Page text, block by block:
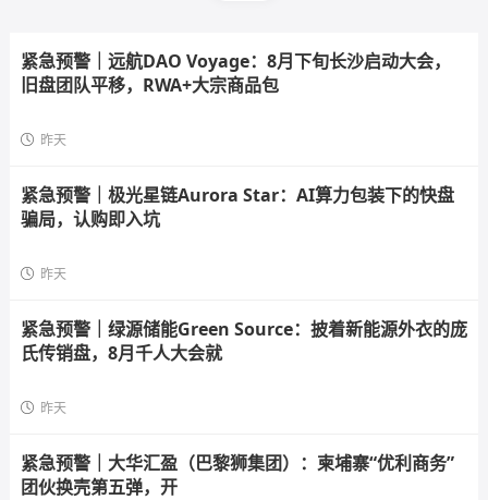
紧急预警｜远航DAO Voyage：8月下旬长沙启动大会，
旧盘团队平移，RWA+大宗商品包
昨天
紧急预警｜极光星链Aurora Star：AI算力包装下的快盘
骗局，认购即入坑
昨天
紧急预警｜绿源储能Green Source：披着新能源外衣的庞
氏传销盘，8月千人大会就
昨天
紧急预警｜大华汇盈（巴黎狮集团）：柬埔寨“优利商务”
团伙换壳第五弹，开